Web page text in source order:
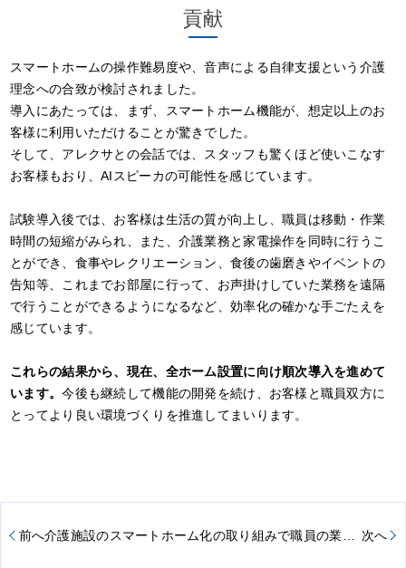
貢献
スマートホームの操作難易度や、音声による自律支援という介護
理念への合致が検討されました。
導入にあたっては、まず、スマートホーム機能が、想定以上のお
客様に利用いただけることが驚きでした。
そして、アレクサとの会話では、スタッフも驚くほど使いこなす
お客様もおり、AIスピーカの可能性を感じています。
試験導入後では、お客様は生活の質が向上し、職員は移動・作業
時間の短縮がみられ、また、介護業務と家電操作を同時に行うこ
とができ、食事やレクリエーション、食後の歯磨きやイベントの
告知等、これまでお部屋に行って、お声掛けしていた業務を遠隔
で行うことができるようになるなど、効率化の確かな手ごたえを
感じています。
これらの結果から、現在、全ホーム設置に向け順次導入を進めて
います。今後も継続して機能の開発を続け、お客様と職員双方に
とってより良い環境づくりを推進してまいります。
前へ 次へ